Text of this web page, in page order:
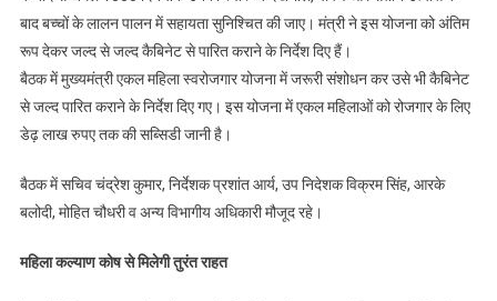
बाद बच्चों के लालन पालन में सहायता सुनिश्चित की जाए। मंत्री ने इस योजना को अंतिम
रूप देकर जल्द से जल्द कैबिनेट से पारित कराने के निर्देश दिए हैं।
बैठक में मुख्यमंत्री एकल महिला स्वरोजगार योजना में जरूरी संशोधन कर उसे भी कैबिनेट
से जल्द पारित कराने के निर्देश दिए गए। इस योजना में एकल महिलाओं को रोजगार के लिए
डेढ़ लाख रुपए तक की सब्सिडी जानी है।
बैठक में सचिव चंद्रेश कुमार, निर्देशक प्रशांत आर्य, उप निदेशक विक्रम सिंह, आरके
बलोदी, मोहित चौधरी व अन्य विभागीय अधिकारी मौजूद रहे।
महिला कल्याण कोष से मिलेगी तुरंत राहत